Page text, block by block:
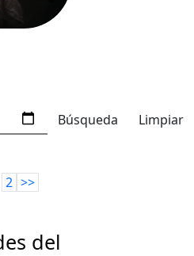
Limpiar
2 >>
del